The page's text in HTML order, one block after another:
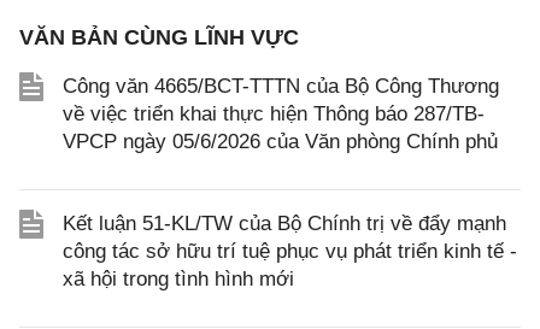
VĂN BẢN CÙNG LĨNH VỰC
Công văn 4665/BCT-TTTN của Bộ Công Thương
về việc triển khai thực hiện Thông báo 287/TB-
VPCP ngày 05/6/2026 của Văn phòng Chính phủ
Kết luận 51-KL/TW của Bộ Chính trị về đẩy mạnh
công tác sở hữu trí tuệ phục vụ phát triển kinh tế -
xã hội trong tình hình mới